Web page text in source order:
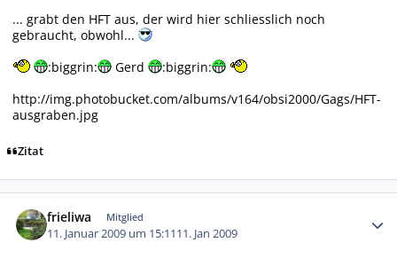
... grabt den HFT aus, der wird hier schliesslich noch
gebraucht, obwohl...
:biggrin:
Gerd
:biggrin:
http://img.photobucket.com/albums/v164/obsi2000/Gags/HFT-
ausgraben.jpg
Zitat
frieliwa Mitglied
11. Januar 2009 um 15:1111. Jan 2009